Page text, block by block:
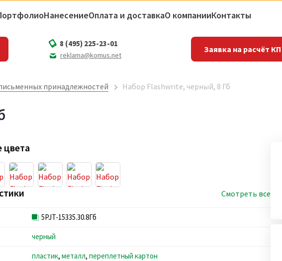
НанесениеОплата и доставкаО компанииКонтакты
8 (495) 225-23-01
reklama@komus.net
Заявка на расчёт КП
принадлежностей Набор Flashwrite, черный, 8 Гб
цвета
Смотреть все
5PJT-15335.30.8Гб
черный
пластик, металл, переплетный картон